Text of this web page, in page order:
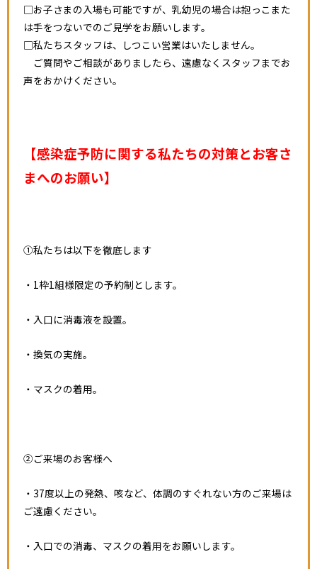
□お子さまの入場も可能ですが、乳幼児の場合は抱っこまた
は手をつないでのご見学をお願いします。
□私たちスタッフは、しつこい営業はいたしません。
ご質問やご相談がありましたら、遠慮なくスタッフまでお
声をおかけください。
【感染症予防に関する私たちの対策とお客さ
まへのお願い】
①私たちは以下を徹底します
・1枠1組様限定の予約制とします。
・入口に消毒液を設置。
・換気の実施。
・マスクの着用。
②ご来場のお客様へ
・37度以上の発熱、咳など、体調のすぐれない方のご来場は
ご遠慮ください。
・入口での消毒、マスクの着用をお願いします。